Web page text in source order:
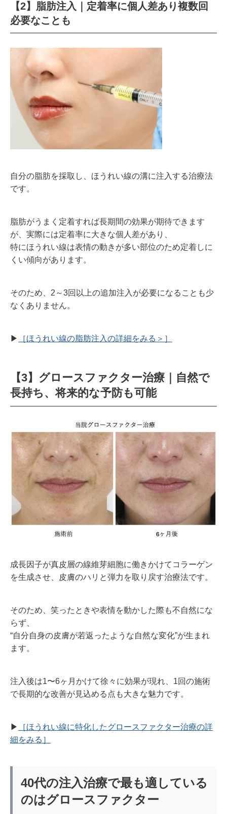
【2】脂肪注入｜定着率に個人差あり複数回
必要なことも
自分の脂肪を採取し、ほうれい線の溝に注入する治療法
です。
脂肪がうまく定着すれば長期間の効果が期待できます
が、実際には定着率に大きな個人差があり、
特にほうれい線は表情の動きが多い部位のため定着しに
くい傾向があります。
そのため、 2 ～3回以上の追加注入が必要になることも少
なくありません。
▶︎ ［ほうれい線の脂肪注入の詳細をみる＞］
【3】グロースファクター治療｜自然で
長持ち、将来的な予防も可能
成長因子が真皮層の線維芽細胞に働きかけてコラーゲン
を生成させ、皮膚のハリと弾力を取り戻す治療法です。
そのため、笑ったときや表情を動かした際も不自然にな
らず、
“自分自身の皮膚が若返ったような自然な変化”が生まれ
ます。
注入後は1〜6ヶ月かけて徐々に効果が現れ、1回の施術
で長期的な改善が見込める点も大きな魅力です。
▶︎
［ほうれい線に特化したグロースファクター治療の詳
細をみる］
40代の注入治療で最も適している
のはグロースファクター